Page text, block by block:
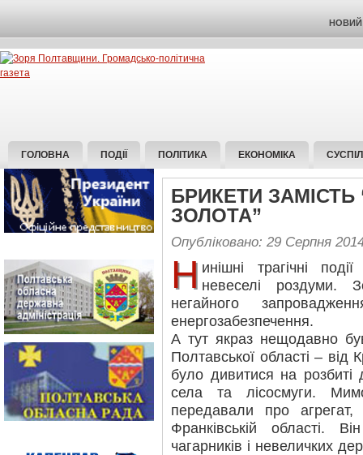
НОВИЙ
ГОЛОВНА ПОДІЇ ПОЛІТИКА ЕКОНОМІКА
БРИКЕТИ
ЗОЛОТА”
Опубліковано: 29 Серпня
Н инішні трагічні
невеселі роздуми.
негайного
енергозабезпечення.
А тут якраз нещодавно
Полтавської області –
було дивитися на розбиті
села та лісосмуги.
передавали про
Франківській області.
чагарників і невеличких